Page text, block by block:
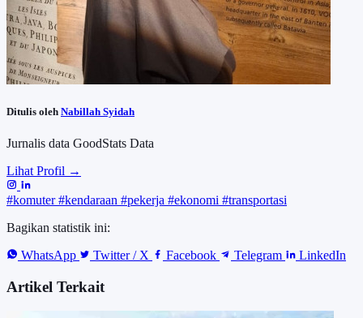
Ditulis oleh Nabillah Syidah
Jurnalis data GoodStats Data
Lihat Profil →
#komuter#kendaraan #pekerja #ekonomi #transportasi
Bagikan statistik ini:
WhatsApp
Twitter / X Facebook Telegram LinkedIn
Artikel Terkait